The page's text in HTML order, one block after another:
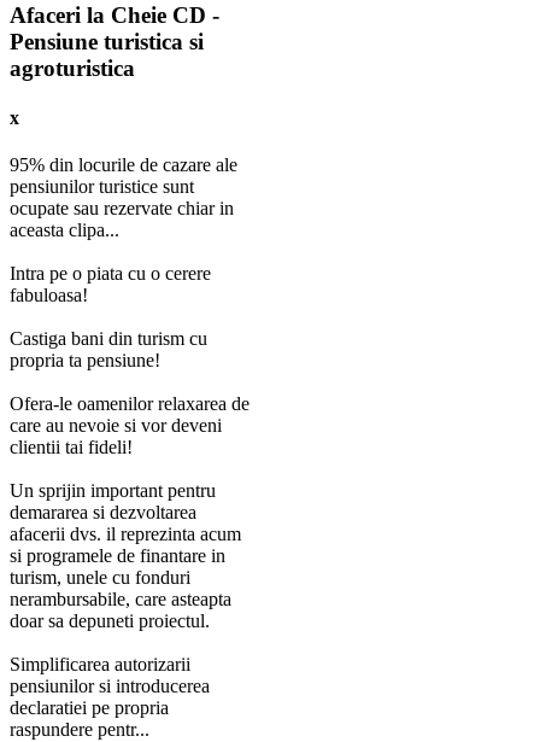
Afaceri la Cheie CD -
Pensiune turistica si
agroturistica
x
95% din locurile de cazare ale
pensiunilor turistice sunt
ocupate sau rezervate chiar in
aceasta clipa...
Intra pe o piata cu o cerere
fabuloasa!
Castiga bani din turism cu
propria ta pensiune!
Ofera-le oamenilor relaxarea de
care au nevoie si vor deveni
clientii tai fideli!
Un sprijin important pentru
demararea si dezvoltarea
afacerii dvs. il reprezinta acum
si programele de finantare in
turism, unele cu fonduri
nerambursabile, care asteapta
doar sa depuneti proiectul.
Simplificarea autorizarii
pensiunilor si introducerea
declaratiei pe propria
raspundere pentr...